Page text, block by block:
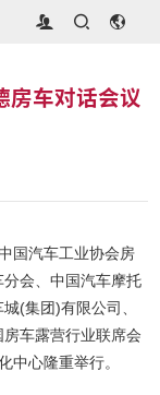
德房车对话会议成
房车对话会议
国汽车工业协会房
会、中国汽车摩托
(集团)有限公司、
车露营行业联席会
中心隆重举行。